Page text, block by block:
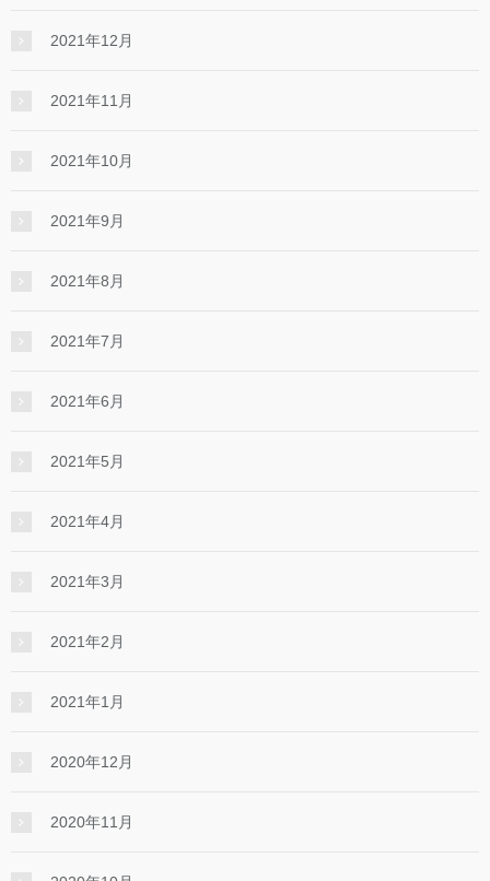
2021年12月
2021年11月
2021年10月
2021年9月
2021年8月
2021年7月
2021年6月
2021年5月
2021年4月
2021年3月
2021年2月
2021年1月
2020年12月
2020年11月